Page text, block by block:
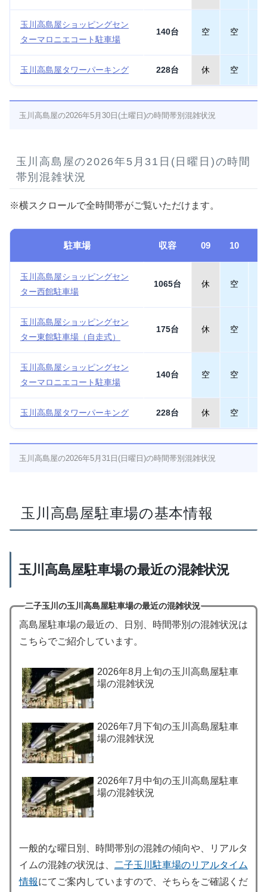
玉川高島屋ショッピングセン
ターマロニエコート駐車場
140台 空 空
玉川高島屋タワーパーキング 228台 休 空
玉川高島屋の2026年5月30日(土曜日)の時間帯別混雑状況
玉川高島屋の2026年5月31日(日曜日)の時間
帯別混雑状況
※横スクロールで全時間帯がご覧いただけます。
駐車場 収容 09 10
玉川高島屋ショッピングセン
ター西館駐車場
1065台 休 空
玉川高島屋ショッピングセン
ター東館駐車場（自走式）
175台 休 空
玉川高島屋ショッピングセン
ターマロニエコート駐車場
140台 空 空
玉川高島屋タワーパーキング 228台 休 空
玉川高島屋の2026年5月31日(日曜日)の時間帯別混雑状況
玉川高島屋駐車場の基本情報
玉川高島屋駐車場の最近の混雑状況
二子玉川の玉川高島屋駐車場の最近の混雑状況
高島屋駐車場の最近の、日別、時間帯別の混雑状況は
こちらでご紹介しています。
2026年8月上旬の玉川高島屋駐車
場の混雑状況
2026年7月下旬の玉川高島屋駐車
場の混雑状況
2026年7月中旬の玉川高島屋駐車
場の混雑状況
一般的な曜日別、時間帯別の混雑の傾向や、リアルタ
イムの混雑の状況は、
二子玉川駐車場のリアルタイム
情報にてご案内していますので、そちらをご確認くだ